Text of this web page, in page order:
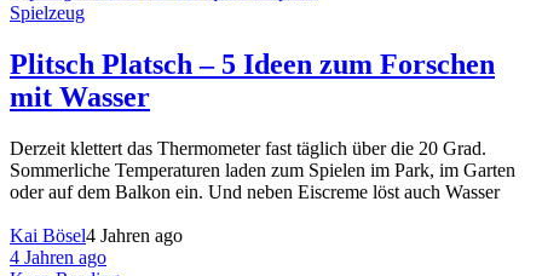
Spielzeug
Plitsch Platsch – 5 Ideen zum Forschen
mit Wasser
Derzeit klettert das Thermometer fast täglich über die 20 Grad.
Sommerliche Temperaturen laden zum Spielen im Park, im Garten
oder auf dem Balkon ein. Und neben Eiscreme löst auch Wasser
Kai Bösel4 Jahren ago
4 Jahren ago